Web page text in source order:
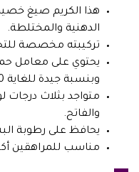
هذا الكريم صيغ
الدهنية والمختلطة.
تركيبته مخصصة
يحتوي على معامل
وبنسبة جيدة للغاية 50 SPF.
متواجد بثلاث درجات
والفاتح.
يحافظ على رطوبة
مناسب للمراهقين أكبر من